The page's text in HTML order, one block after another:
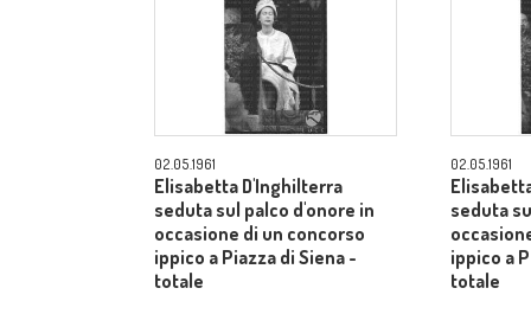
02.05.1961
Elisabetta D'Inghilterra
seduta sul palco d'onore in
occasione di un concorso
ippico a Piazza di Siena -
totale
02.05.1961
seduta
ippico a
totale